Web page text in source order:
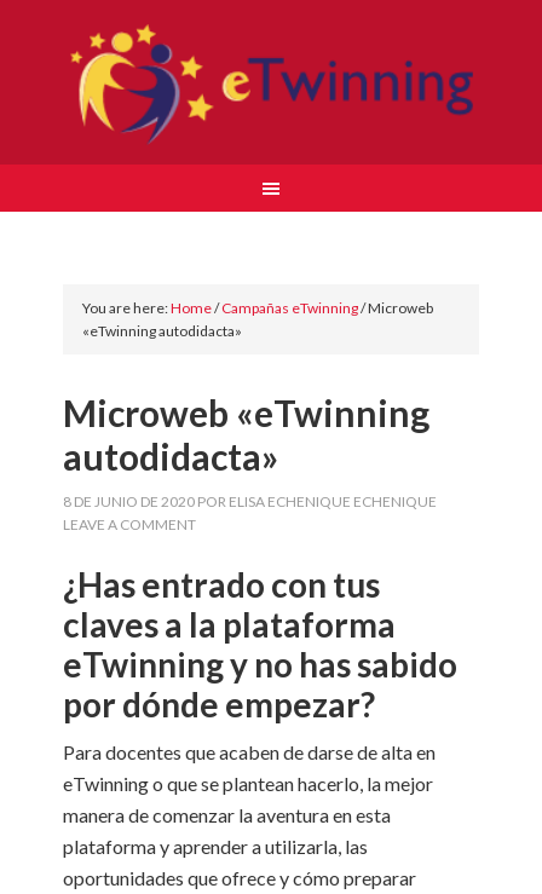
You are here:Home/Campañas eTwinning/Microweb
«eTwinning autodidacta»
Microweb «eTwinning
autodidacta»
8 DE JUNIO DE 2020 POR ELISA ECHENIQUE ECHENIQUE
LEAVE A COMMENT
¿Has entrado con tus
claves a la plataforma
eTwinning y no has sabido
por dónde empezar?
Para docentes que acaben de darse de alta en
eTwinning o que se plantean hacerlo, la mejor
manera de comenzar la aventura en esta
plataforma y aprender a utilizarla, las
oportunidades que ofrece y cómo preparar